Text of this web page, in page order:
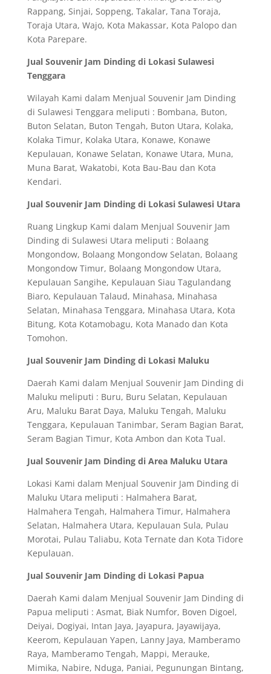
Rappang, Sinjai, Soppeng, Takalar, Tana Toraja,
Toraja Utara, Wajo, Kota Makassar, Kota Palopo dan
Kota Parepare.
Jual Souvenir Jam Dinding di Lokasi Sulawesi
Tenggara
Wilayah Kami dalam Menjual Souvenir Jam Dinding
di Sulawesi Tenggara meliputi : Bombana, Buton,
Buton Selatan, Buton Tengah, Buton Utara, Kolaka,
Kolaka Timur, Kolaka Utara, Konawe, Konawe
Kepulauan, Konawe Selatan, Konawe Utara, Muna,
Muna Barat, Wakatobi, Kota Bau-Bau dan Kota
Kendari.
Jual Souvenir Jam Dinding di Lokasi Sulawesi Utara
Ruang Lingkup Kami dalam Menjual Souvenir Jam
Dinding di Sulawesi Utara meliputi : Bolaang
Mongondow, Bolaang Mongondow Selatan, Bolaang
Mongondow Timur, Bolaang Mongondow Utara,
Kepulauan Sangihe, Kepulauan Siau Tagulandang
Biaro, Kepulauan Talaud, Minahasa, Minahasa
Selatan, Minahasa Tenggara, Minahasa Utara, Kota
Bitung, Kota Kotamobagu, Kota Manado dan Kota
Tomohon.
Jual Souvenir Jam Dinding di Lokasi Maluku
Daerah Kami dalam Menjual Souvenir Jam Dinding di
Maluku meliputi : Buru, Buru Selatan, Kepulauan
Aru, Maluku Barat Daya, Maluku Tengah, Maluku
Tenggara, Kepulauan Tanimbar, Seram Bagian Barat,
Seram Bagian Timur, Kota Ambon dan Kota Tual.
Jual Souvenir Jam Dinding di Area Maluku Utara
Lokasi Kami dalam Menjual Souvenir Jam Dinding di
Maluku Utara meliputi : Halmahera Barat,
Halmahera Tengah, Halmahera Timur, Halmahera
Selatan, Halmahera Utara, Kepulauan Sula, Pulau
Morotai, Pulau Taliabu, Kota Ternate dan Kota Tidore
Kepulauan.
Jual Souvenir Jam Dinding di Lokasi Papua
Daerah Kami dalam Menjual Souvenir Jam Dinding di
Papua meliputi : Asmat, Biak Numfor, Boven Digoel,
Deiyai, Dogiyai, Intan Jaya, Jayapura, Jayawijaya,
Keerom, Kepulauan Yapen, Lanny Jaya, Mamberamo
Raya, Mamberamo Tengah, Mappi, Merauke,
Mimika, Nabire, Nduga, Paniai, Pegunungan Bintang,